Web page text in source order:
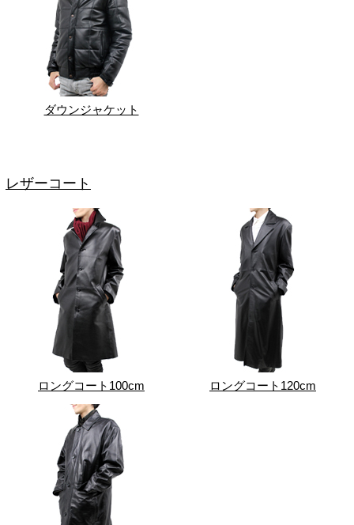
ダウンジャケット
レザーコート
ロングコート100cm ロングコート120cm